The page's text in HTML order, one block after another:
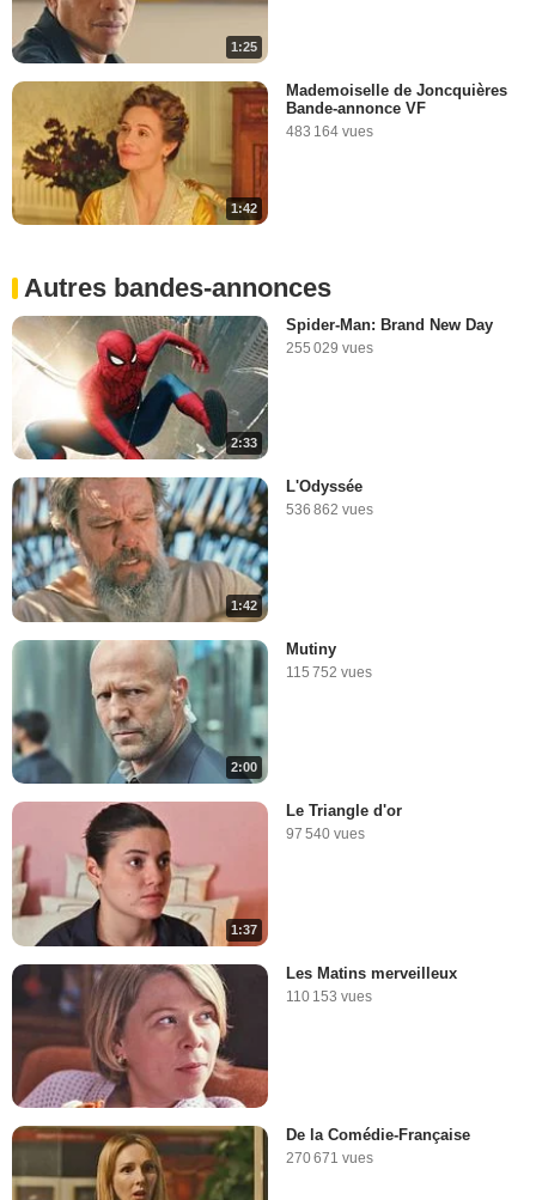
1:25
1:42
Mademoiselle de Joncquières
Bande-annonce VF
483 164 vues
Autres bandes-annonces
2:33
Spider-Man: Brand New Day
255 029 vues
1:42
L'Odyssée
536 862 vues
2:00
Mutiny
115 752 vues
1:37
Le Triangle d'or
97 540 vues
Les Matins merveilleux
110 153 vues
De la Comédie-Française
270 671 vues